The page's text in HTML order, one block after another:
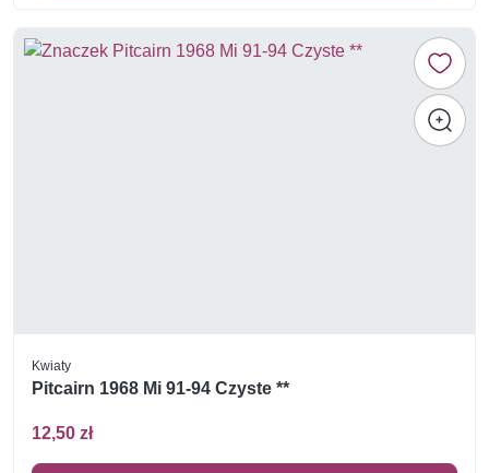
Kwiaty
Pitcairn 1968 Mi 91-94 Czyste **
12,50 zł